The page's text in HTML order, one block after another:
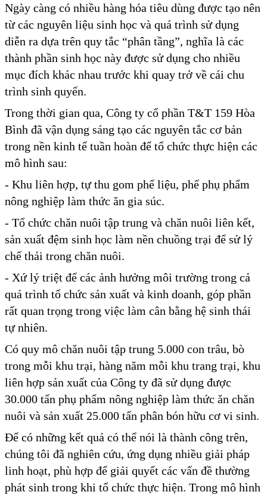
Ngày càng có nhiều hàng hóa tiêu dùng được tạo nên
từ các nguyên liệu sinh học và quá trình sử dụng
diễn ra dựa trên quy tắc “phân tầng”, nghĩa là các
thành phần sinh học này được sử dụng cho nhiều
mục đích khác nhau trước khi quay trở về cái chu
trình sinh quyển.
Trong thời gian qua, Công ty cổ phần T&T 159 Hòa
Bình đã vận dụng sáng tạo các nguyên tắc cơ bản
trong nền kinh tế tuần hoàn để tổ chức thực hiện các
mô hình sau:
- Khu liên hợp, tự thu gom phế liệu, phế phụ phẩm
nông nghiệp làm thức ăn gia súc.
- Tổ chức chăn nuôi tập trung và chăn nuôi liên kết,
sản xuất đệm sinh học làm nền chuồng trại để sử lý
chế thải trong chăn nuôi.
- Xứ lý triệt để các ảnh hưởng môi trường trong cả
quá trình tổ chức sản xuất và kinh doanh, góp phần
rất quan trọng trong việc làm cân bằng hệ sinh thái
tự nhiên.
Có quy mô chăn nuôi tập trung 5.000 con trâu, bò
trong mỗi khu trại, hàng năm mỗi khu trang trại, khu
liên hợp sản xuất của Công ty đã sử dụng được
30.000 tấn phụ phẩm nông nghiệp làm thức ăn chăn
nuôi và sản xuất 25.000 tấn phân bón hữu cơ vi sinh.
Để có những kết quả có thể nói là thành công trên,
chúng tôi đã nghiên cứu, ứng dụng nhiều giải pháp
linh hoạt, phù hợp để giải quyết các vấn đề thường
phát sinh trong khi tổ chức thực hiện. Trong mô hình